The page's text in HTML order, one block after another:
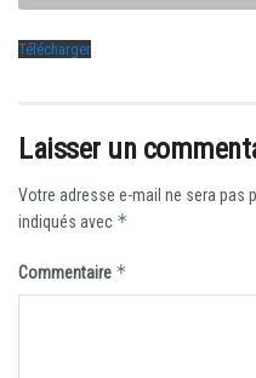
Télécharger
Laisser un
Votre adresse e-mail ne sera pas
indiqués avec *
Commentaire *